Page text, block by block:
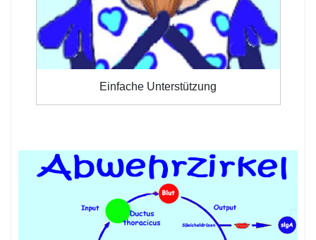
Einfache Unterstützung